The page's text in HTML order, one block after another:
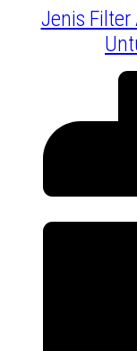
Jenis Filter